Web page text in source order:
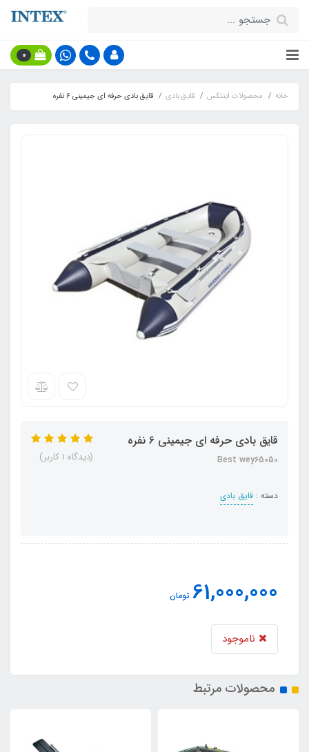
0
خانه محصولات اینتکس قایق بادی قایق بادی حرفه ای جیمینی 6 نفره
قایق بادی حرفه ای جیمینی 6 نفره
Best wey65050
دسته : قایق بادی
(دیدگاه 1 کاربر)
61,000,000 تومان
ناموجود
محصولات مرتبط